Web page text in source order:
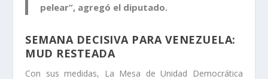
pelear”, agregó el diputado.
SEMANA DECISIVA PARA VENEZUELA:
MUD RESTEADA
Con sus medidas, La Mesa de Unidad Democrática